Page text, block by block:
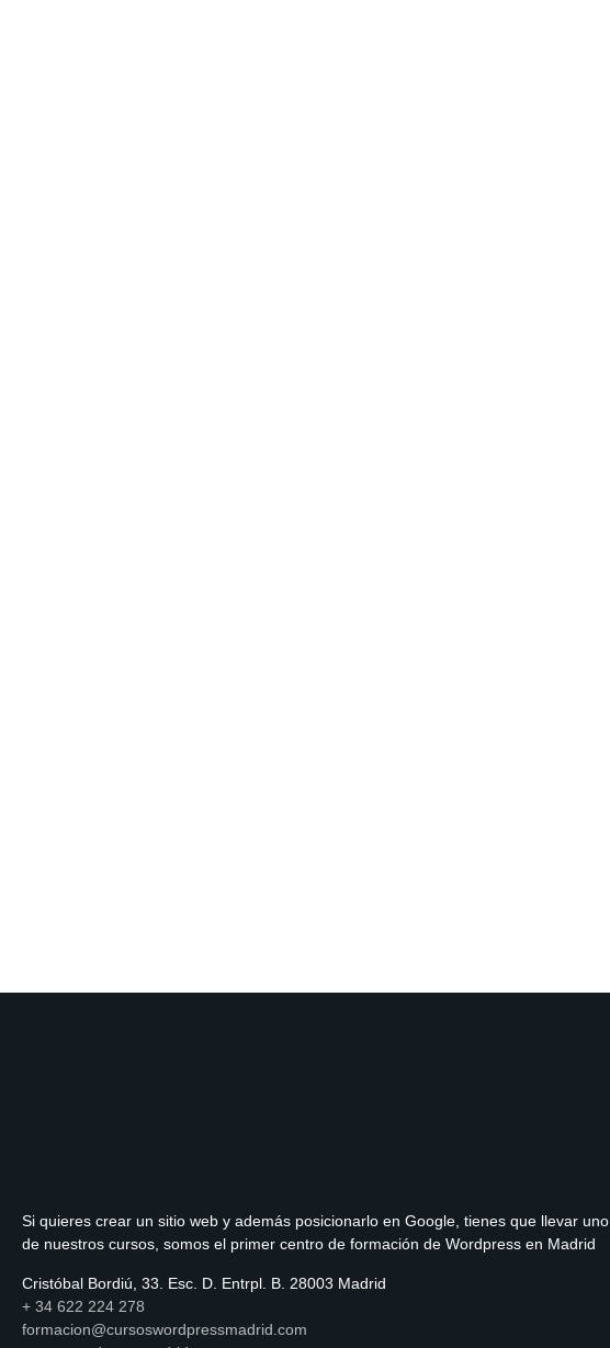
Si quieres crear un sitio web y además posicionarlo en Google, tienes que llevar uno
de nuestros cursos, somos el primer centro de formación de Wordpress en Madrid
Cristóbal Bordiú, 33. Esc. D. Entrpl. B. 28003 Madrid
+ 34 622 224 278
formacion@cursoswordpressmadrid.com